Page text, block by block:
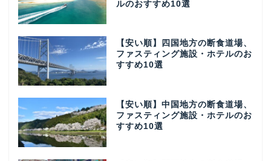
ルのおすすめ10選
【安い順】四国地方の断食道場、
ファスティング施設・ホテルのお
すすめ10選
【安い順】中国地方の断食道場、
ファスティング施設・ホテルのお
すすめ10選